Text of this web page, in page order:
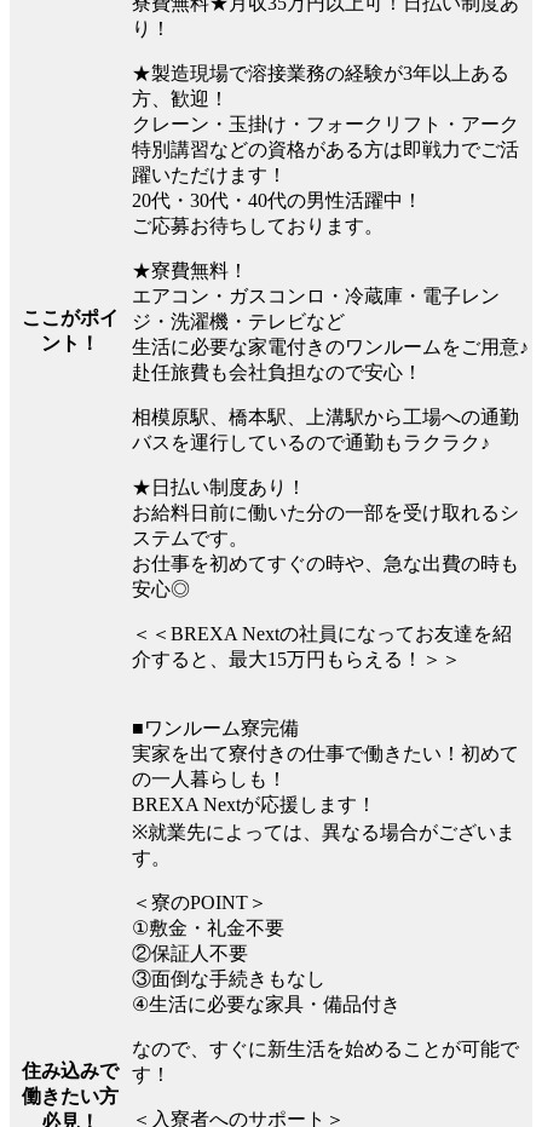
ここがポイ
ント！
り！
★製造現場で溶接業務の経験が3年以上ある
方、歓迎！
クレーン・玉掛け・フォークリフト・アーク
特別講習などの資格がある方は即戦力でご活
躍いただけます！
20代・30代・40代の男性活躍中！
ご応募お待ちしております。
★寮費無料！
エアコン・ガスコンロ・冷蔵庫・電子レン
ジ・洗濯機・テレビなど
生活に必要な家電付きのワンルームをご用意♪
赴任旅費も会社負担なので安心！
相模原駅、橋本駅、上溝駅から工場への通勤
バスを運行しているので通勤もラクラク♪
★日払い制度あり！
お給料日前に働いた分の一部を受け取れるシ
ステムです。
お仕事を初めてすぐの時や、急な出費の時も
安心◎
＜＜BREXA Nextの社員になってお友達を紹
介すると、最大15万円もらえる！＞＞
住み込みで
働きたい方
必見！
■ワンルーム寮完備
実家を出て寮付きの仕事で働きたい！初めて
の一人暮らしも！
BREXA Nextが応援します！
※就業先によっては、異なる場合がございま
す。
＜寮のPOINT＞
①敷金・礼金不要
②保証人不要
③面倒な手続きもなし
④生活に必要な家具・備品付き
なので、すぐに新生活を始めることが可能で
す！
＜入寮者へのサポート＞